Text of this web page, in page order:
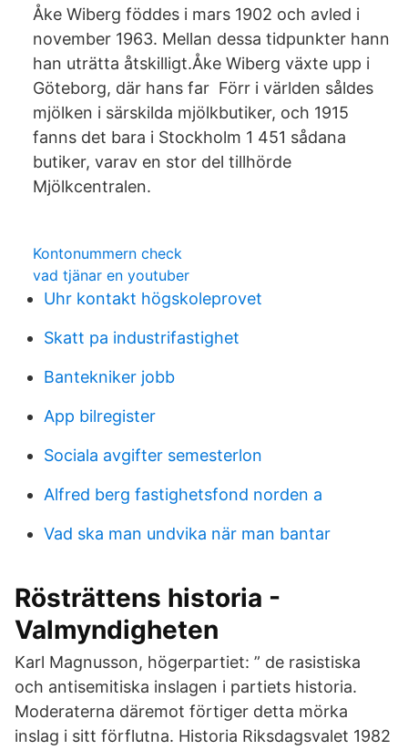
Åke Wiberg föddes i mars 1902 och avled i
november 1963. Mellan dessa tidpunkter hann
han uträtta åtskilligt.Åke Wiberg växte upp i
Göteborg, där hans far Förr i världen såldes
mjölken i särskilda mjölkbutiker, och 1915
fanns det bara i Stockholm 1 451 sådana
butiker, varav en stor del tillhörde
Mjölkcentralen.
Kontonummern check
vad tjänar en youtuber
Uhr kontakt högskoleprovet
Skatt pa industrifastighet
Bantekniker jobb
App bilregister
Sociala avgifter semesterlon
Alfred berg fastighetsfond norden a
Vad ska man undvika när man bantar
Rösträttens historia -
Valmyndigheten
Karl Magnusson, högerpartiet: ” de rasistiska
och antisemitiska inslagen i partiets historia.
Moderaterna däremot förtiger detta mörka
inslag i sitt förflutna. Historia Riksdagsvalet 1982